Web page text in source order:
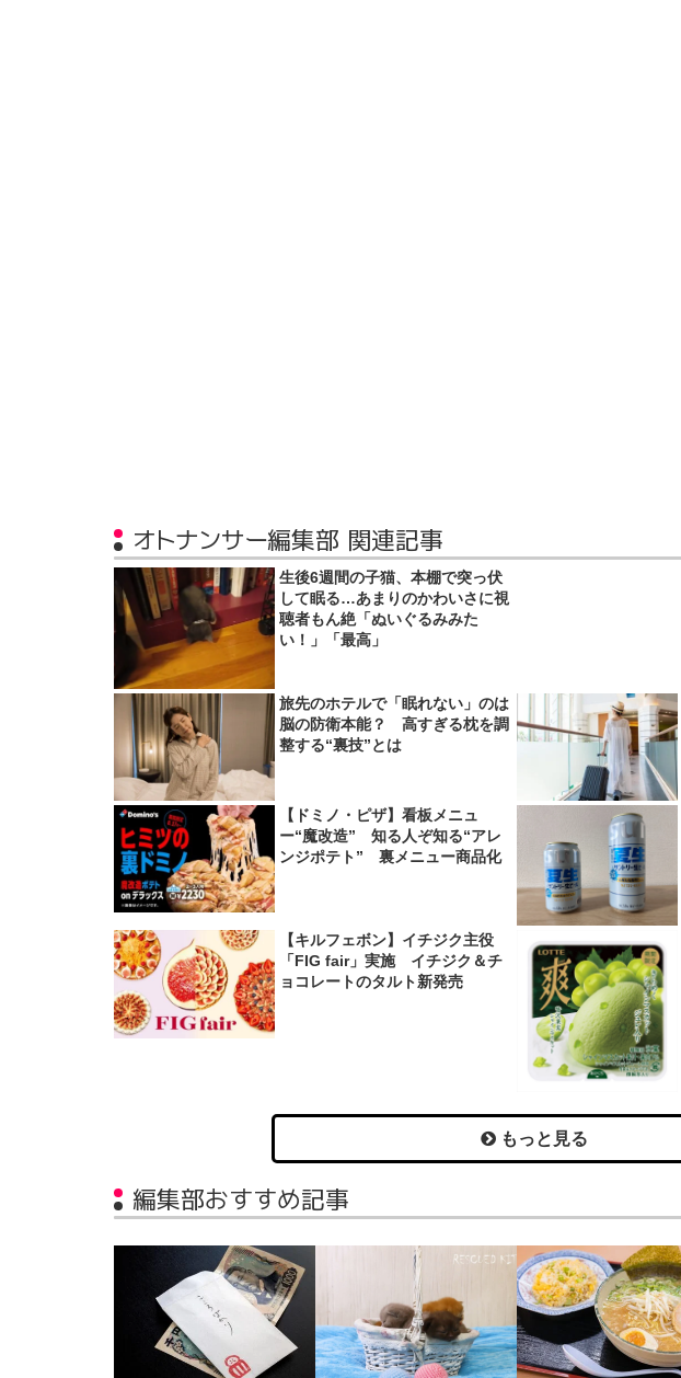
オトナンサー編集部 関連記事
生後6週間の子猫、本棚で突っ伏
して眠る…あまりのかわいさに視
聴者もん絶「ぬいぐるみみた
い！」「最高」
旅先のホテルで「眠れない」のは
脳の防衛本能？ 高すぎる枕を調
整する“裏技”とは
【ドミノ・ピザ】看板メニュ
ー“魔改造” 知る人ぞ知る“アレ
ンジポテト” 裏メニュー商品化
【キルフェボン】イチジク主役
「FIG fair」実施 イチジク＆チ
ョコレートのタルト新発売
もっと見る
編集部おすすめ記事